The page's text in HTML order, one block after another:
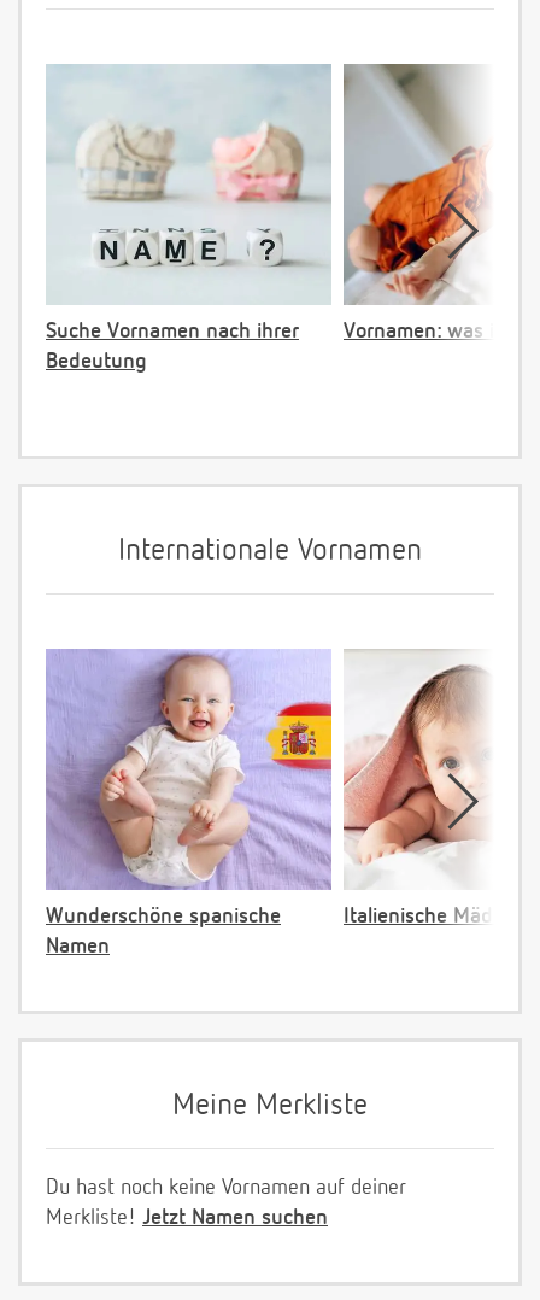
Suche Vornamen nach ihrer
Bedeutung
Vornamen: was ist
Internationale Vornamen
Wunderschöne spanische
Namen
Italienische
Meine Merkliste
Du hast noch keine Vornamen auf deiner
Merkliste! Jetzt Namen suchen